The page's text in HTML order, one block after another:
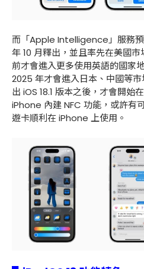
而「Apple Intelligence」服務預
年 10 月釋出，並且率先在美國
前才會進入更多使用英語的國家
2025 年才會進入日本、中國等
出 iOS 18.1 版本之後，才會開始
iPhone 內建 NFC 功能，或許有
遊卡順利在 iPhone 上使用。